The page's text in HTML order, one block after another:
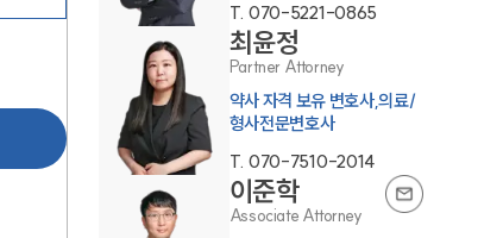
대륜의 강점
오시는 길
글로벌 파트너 로펌
고객의 소리
통합검색
T. 070-5221-0865
최윤정
Partner Attorney
약사 자격 보유 변호사,의료/
형사전문변호사
T. 070-7510-2014
이준학
Associate Attorney